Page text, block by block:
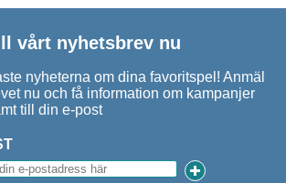
vårt nyhetsbrev nu
nyheterna om dina favoritspel! Anmäl
nu och få information om kampanjer
till din e-post